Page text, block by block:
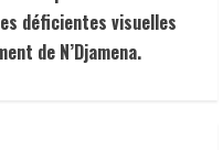
déficientes visuelles
de N’Djamena.